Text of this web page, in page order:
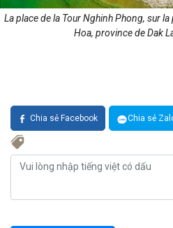
La place de la Tour Nghinh Phong, sur
Hoa, province de Dak
Chia sẻ Facebook Chia sẻ